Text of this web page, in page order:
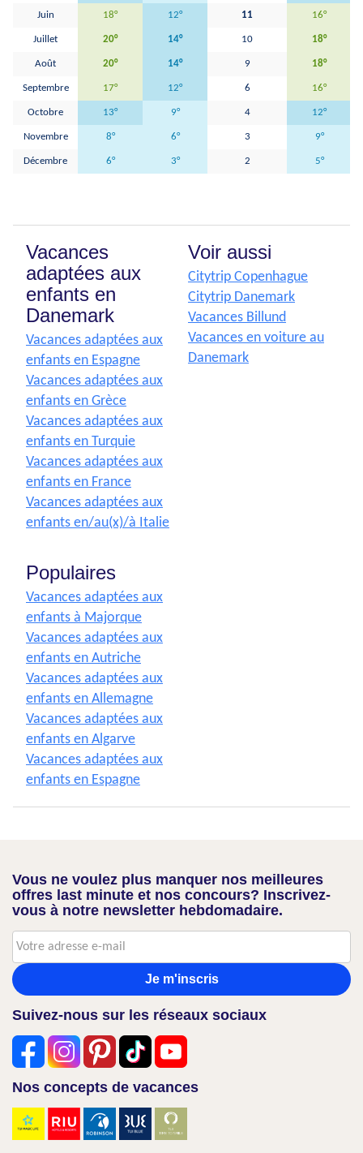
Juin 18° 12° 11 16°
Juillet 20° 14° 10 18°
Août 20° 14° 9 18°
Septembre 17° 12° 6 16°
Octobre 13° 9° 4 12°
Novembre 8° 6° 3 9°
Décembre 6° 3° 2 5°
Vacances
adaptées aux
enfants en
Danemark
Vacances adaptées aux
enfants en Espagne
Vacances adaptées aux
enfants en Grèce
Vacances adaptées aux
enfants en Turquie
Vacances adaptées aux
enfants en France
Vacances adaptées aux
enfants en/au(x)/à Italie
Voir aussi
Citytrip Copenhague
Citytrip Danemark
Vacances Billund
Vacances en voiture au
Danemark
Populaires
Vacances adaptées aux
enfants à Majorque
Vacances adaptées aux
enfants en Autriche
Vacances adaptées aux
enfants en Allemagne
Vacances adaptées aux
enfants en Algarve
Vacances adaptées aux
enfants en Espagne
Vous ne voulez plus manquer nos meilleures
offres last minute et nos concours? Inscrivez-
vous à notre newsletter hebdomadaire.
Je m'inscris
Suivez-nous sur les réseaux sociaux
Nos concepts de vacances